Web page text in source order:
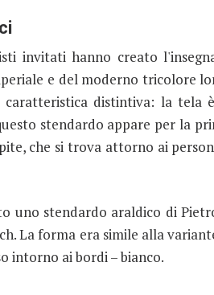
invitati hanno creato
e del moderno tricolore
caratteristica distintiva: la tela
stendardo appare per la
che si trova attorno ai
uno stendardo araldico di
La forma era simile alla
intorno ai bordi – bianco.